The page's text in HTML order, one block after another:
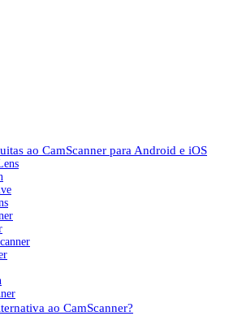
ao CamScanner para Android e iOS
ao CamScanner?